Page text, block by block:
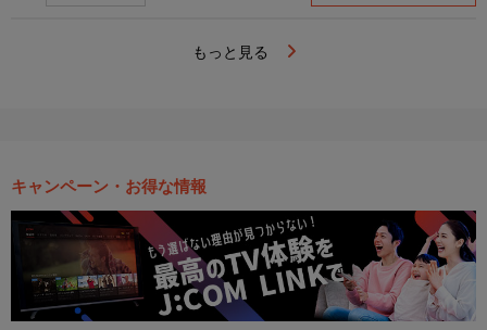
もっと見る
キャンペーン・お得な情報